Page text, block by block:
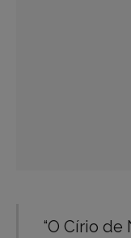
“O Círio de